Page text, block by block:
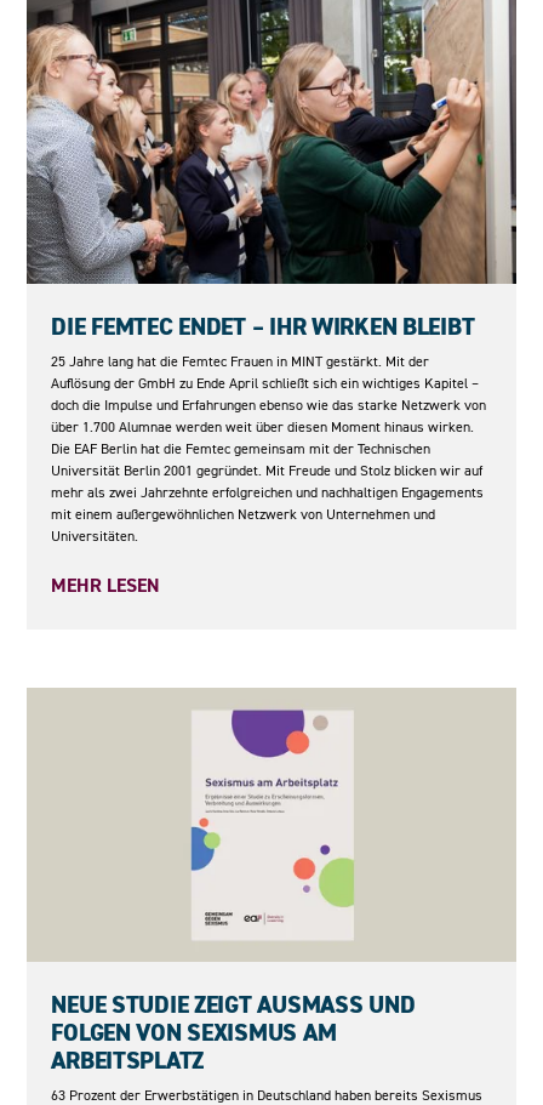
DIE FEMTEC ENDET – IHR WIRKEN BLEIBT
25 Jahre lang hat die Femtec Frauen in MINT gestärkt. Mit der
Auflösung der GmbH zu Ende April schließt sich ein wichtiges Kapitel –
doch die Impulse und Erfahrungen ebenso wie das starke Netzwerk von
über 1.700 Alumnae werden weit über diesen Moment hinaus wirken.
Die EAF Berlin hat die Femtec gemeinsam mit der Technischen
Universität Berlin 2001 gegründet. Mit Freude und Stolz blicken wir auf
mehr als zwei Jahrzehnte erfolgreichen und nachhaltigen Engagements
mit einem außergewöhnlichen Netzwerk von Unternehmen und
Universitäten.
MEHR LESEN
NEUE STUDIE ZEIGT AUSMASS UND F
OLGEN VON SEXISMUS AM A
RBEITSPLATZ
63 Prozent der Erwerbstätigen in Deutschland haben bereits Sexismus